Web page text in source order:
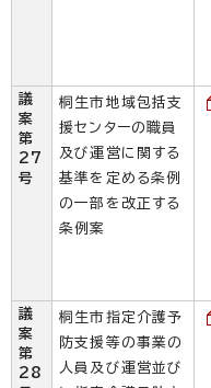
議
案
第
27
号
桐生市地域包括支
援センターの職員
及び運営に関する
基準を定める条例
の一部を改正する
条例案
議
案
第
28
桐生市指定介護予
防支援等の事業の
人員及び運営並び